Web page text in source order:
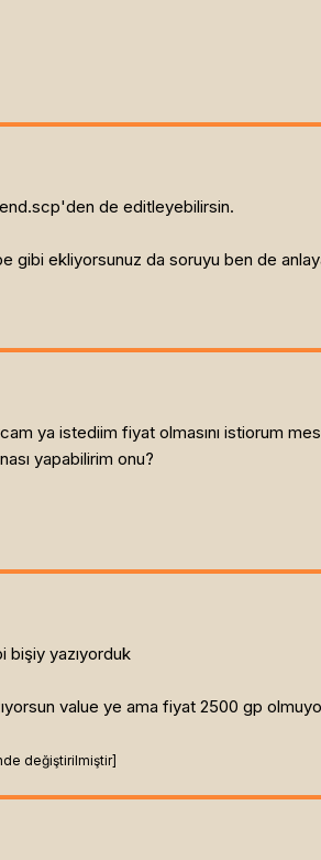
de editleyebilirsin.
gibi ekliyorsunuz da soruyu ben de
ya istediim fiyat olmasını istiorum
yapabilirim onu?
bişiy yazıyorduk
value ye ama fiyat 2500 gp
değiştirilmiştir]